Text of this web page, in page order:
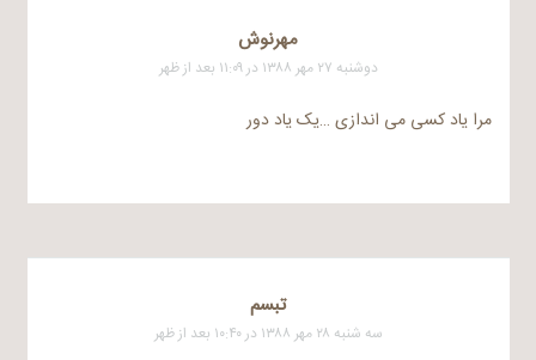
مهرنوش
دوشنبه ۲۷ مهر ۱۳۸۸ در ۱۱:۰۹ بعد از ظهر
مرا یاد کسی می اندازی …یک یاد دور
تبسم
سه شنبه ۲۸ مهر ۱۳۸۸ در ۱۰:۴۰ بعد از ظهر